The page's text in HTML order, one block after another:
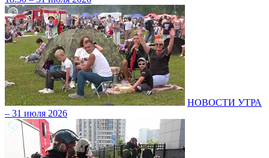
НОВОСТИ УТРА
– 31 июля 2026